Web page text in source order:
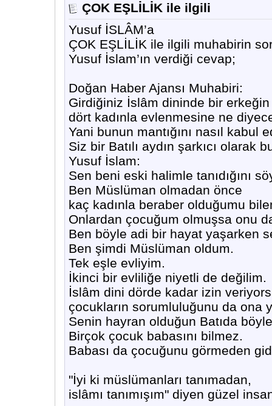
ÇOK EŞLİLİK ile ilgili
Yusuf İSLÂM’a
ÇOK EŞLİLİK ile ilgili muhabirin
Yusuf İslam’ın verdiği cevap;
Doğan Haber Ajansı Muhabiri:
Girdiğiniz İslâm dininde bir erkeğin
dört kadınla evlenmesine ne
Yani bunun mantığını nasıl kabul
Siz bir Batılı aydın şarkıcı olarak
Yusuf İslam:
Sen beni eski halimle tanıdığını
Ben Müslüman olmadan önce
kaç kadınla beraber olduğumu
Onlardan çocuğum olmuşsa onu
Ben böyle adi bir hayat yaşarken
Ben şimdi Müslüman oldum.
Tek eşle evliyim.
İkinci bir evliliğe niyetli de değilim.
İslâm dini dörde kadar izin
çocukların sorumluluğunu da ona
Senin hayran olduğun Batıda
Birçok çocuk babasını bilmez.
Babası da çocuğunu görmeden
"İyi ki müslümanları tanımadan,
islâmı tanımışım" diyen güzel